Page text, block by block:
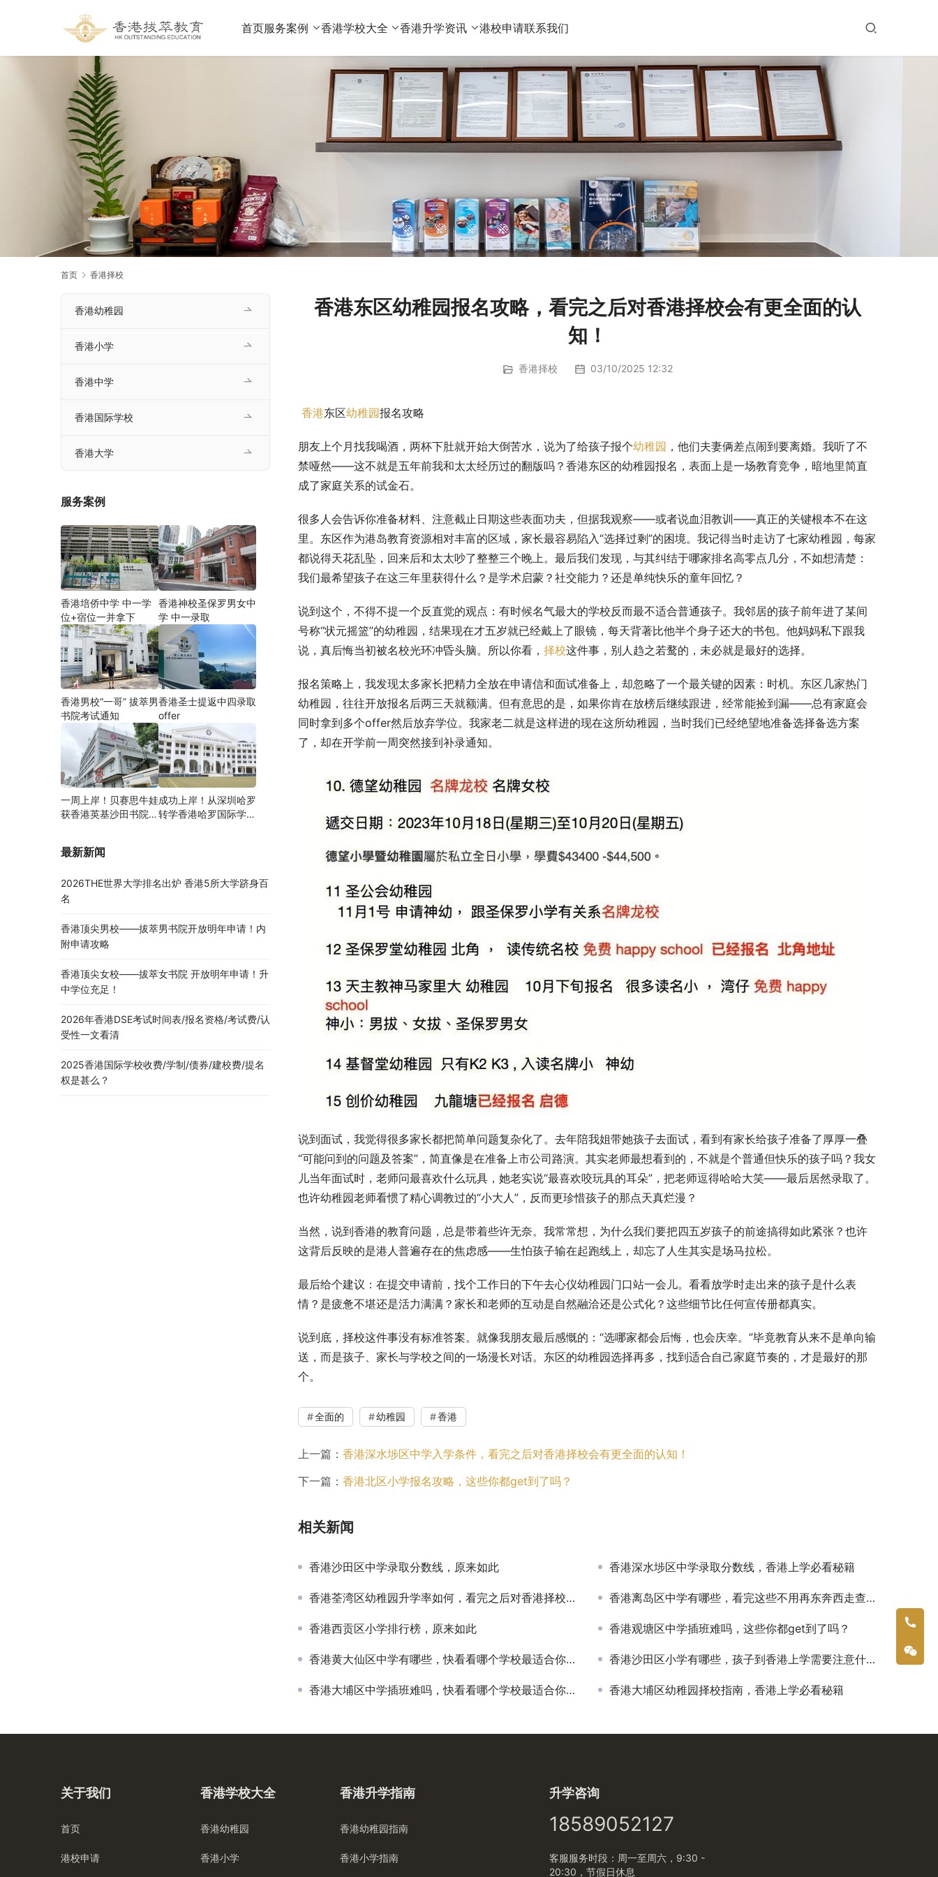
首页服务案例 香港学校大全 香港升学资讯 港校申请联系我们
首页 香港择校
香港东区幼稚园报名攻略，看完之后对香港择校会有更全面的认
知！
香港择校 03/10/2025 12:32
香港东区幼稚园报名攻略
朋友上个月找我喝酒，两杯下肚就开始大倒苦水，说为了给孩子报个幼稚园 ，他们夫妻俩差点闹到要离婚。我听了不
禁哑然——这不就是五年前我和太太经历过的翻版吗？香港东区的幼稚园报名，表面上是一场教育竞争，暗地里简直
成了家庭关系的试金石。
很多人会告诉你准备材料、注意截止日期这些表面功夫，但据我观察——或者说血泪教训——真正的关键根本不在这
里。东区作为港岛教育资源相对丰富的区域，家长最容易陷入“选择过剩”的困境。我记得当时走访了七家幼稚园，每家
都说得天花乱坠，回来后和太太吵了整整三个晚上。最后我们发现，与其纠结于哪家排名高零点几分，不如想清楚：
我们最希望孩子在这三年里获得什么？是学术启蒙？社交能力？还是单纯快乐的童年回忆？
说到这个，不得不提一个反直觉的观点：有时候名气最大的学校反而最不适合普通孩子。我邻居的孩子前年进了某间
号称“状元摇篮”的幼稚园，结果现在才五岁就已经戴上了眼镜，每天背著比他半个身子还大的书包。他妈妈私下跟我
说，真后悔当初被名校光环冲昏头脑。所以你看， 择校这件事，别人趋之若鹜的，未必就是最好的选择。
报名策略上，我发现太多家长把精力全放在申请信和面试准备上，却忽略了一个最关键的因素：时机。东区几家热门
幼稚园，往往开放报名后两三天就额满。但有意思的是，如果你肯在放榜后继续跟进，经常能捡到漏——总有家庭会
同时拿到多个offer然后放弃学位。我家老二就是这样进的现在这所幼稚园，当时我们已经绝望地准备选择备选方案
了，却在开学前一周突然接到补录通知。
说到面试，我觉得很多家长都把简单问题复杂化了。去年陪我姐带她孩子去面试，看到有家长给孩子准备了厚厚一叠
“可能问到的问题及答案”，简直像是在准备上市公司路演。其实老师最想看到的，不就是个普通但快乐的孩子吗？我女
儿当年面试时，老师问最喜欢什么玩具，她老实说“最喜欢咬玩具的耳朵”，把老师逗得哈哈大笑——最后居然录取了。
也许幼稚园老师看惯了精心调教过的“小大人”，反而更珍惜孩子的那点天真烂漫？
当然，说到香港的教育问题，总是带着些许无奈。我常常想，为什么我们要把四五岁孩子的前途搞得如此紧张？也许
这背后反映的是港人普遍存在的焦虑感——生怕孩子输在起跑线上，却忘了人生其实是场马拉松。
最后给个建议：在提交申请前，找个工作日的下午去心仪幼稚园门口站一会儿。看看放学时走出来的孩子是什么表
情？是疲惫不堪还是活力满满？家长和老师的互动是自然融洽还是公式化？这些细节比任何宣传册都真实。
说到底，择校这件事没有标准答案。就像我朋友最后感慨的：“选哪家都会后悔，也会庆幸。”毕竟教育从来不是单向输
送，而是孩子、家长与学校之间的一场漫长对话。东区的幼稚园选择再多，找到适合自己家庭节奏的，才是最好的那
个。
全面的 幼稚园 香港
上一篇： 香港深水埗区中学入学条件，看完之后对香港择校会有更全面的认知！
下一篇： 香港北区小学报名攻略，这些你都get到了吗？
相关新闻
香港沙田区中学录取分数线，原来如此 香港深水埗区中学录取分数线，香港上学必看秘籍
香港荃湾区幼稚园升学率如何，看完之后对香港择校会有更全面的认知！ 香港离岛区中学有哪些，看完这些不用再东奔西走查资料了
香港西贡区小学排行榜，原来如此 香港观塘区中学插班难吗，这些你都get到了吗？
香港黄大仙区中学有哪些，快看看哪个学校最适合你的孩子 香港沙田区小学有哪些，孩子到香港上学需要注意什么？
香港大埔区中学插班难吗，快看看哪个学校最适合你的孩子 香港大埔区幼稚园择校指南，香港上学必看秘籍
香港幼稚园
香港小学
香港中学
香港国际学校
香港大学
服务案例
香港培侨中学 中一学
位+宿位一并拿下
香港神校圣保罗男女中
学 中一录取
香港男校“一哥” 拔萃男
书院考试通知
香港圣士提返中四录取
offer
一周上岸！贝赛思牛娃
获香港英基沙田书院录
成功上岸！从深圳哈罗
转学香港哈罗国际学
最新新闻
2026THE世界大学排名出炉 香港5所大学跻身百
名
香港顶尖男校——拔萃男书院开放明年申请！内
附申请攻略
香港顶尖女校——拔萃女书院 开放明年申请！升
中学位充足！
2026年香港DSE考试时间表/报名资格/考试费/认
受性一文看清
2025香港国际学校收费/学制/债券/建校费/提名
权是甚么？
关于我们
首页
港校申请
香港学校大全
香港幼稚园
香港小学
香港升学指南
香港幼稚园指南
香港小学指南
升学咨询
18589052127
客服服务时段：周一至周六，9:30 -
20:30，节假日休息